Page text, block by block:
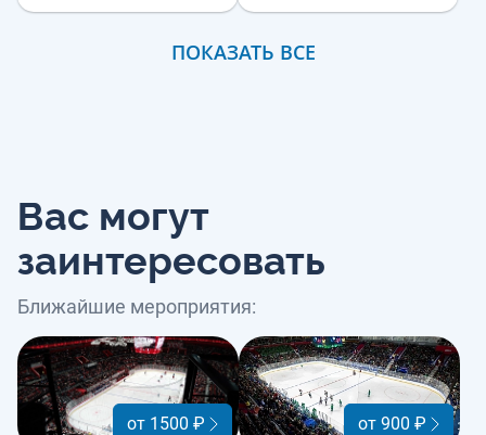
ПОКАЗАТЬ ВСЕ
Вас могут
заинтересовать
Ближайшие мероприятия:
от 1500 ₽ от 900 ₽